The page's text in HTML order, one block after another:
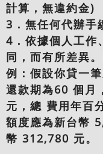
計算，無違約金)
3．無任何代辦手
4．依據個人工作
同，而有所差異
例：假設你貸一
還款期為60 個月
元，總 費用年百
額度應為新台幣
幣 312,780 元。